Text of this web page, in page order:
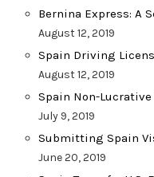
Bernina Express: A
August 12, 2019
Spain Driving
August 12, 2019
Spain Non-Lucrative
July 9, 2019
Submitting Spain
June 20, 2019